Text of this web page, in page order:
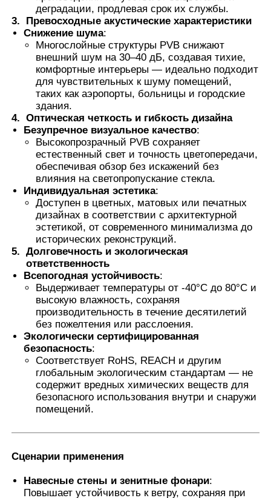
деградации, продлевая срок их службы.
3.
Превосходные акустические характеристики
Снижение шума:
Многослойные структуры PVB снижают
внешний шум на 30–40 дБ, создавая тихие,
комфортные интерьеры — идеально подходит
для чувствительных к шуму помещений,
таких как аэропорты, больницы и городские
здания.
4. Оптическая четкость и гибкость дизайна
Безупречное визуальное качество:
Высокопрозрачный PVB сохраняет
естественный свет и точность цветопередачи,
обеспечивая обзор без искажений без
влияния на светопропускание стекла.
Индивидуальная эстетика:
Доступен в цветных, матовых или печатных
дизайнах в соответствии с архитектурной
эстетикой, от современного минимализма до
исторических реконструкций.
5. Долговечность и экологическая
ответственность
Всепогодная устойчивость:
Выдерживает температуры от -40°C до 80°C и
высокую влажность, сохраняя
производительность в течение десятилетий
без пожелтения или расслоения.
Экологически сертифицированная
безопасность:
Соответствует RoHS, REACH и другим
глобальным экологическим стандартам — не
содержит вредных химических веществ для
безопасного использования внутри и снаружи
помещений.
Сценарии применения
Навесные стены и зенитные фонари:
Повышает устойчивость к ветру, сохраняя при